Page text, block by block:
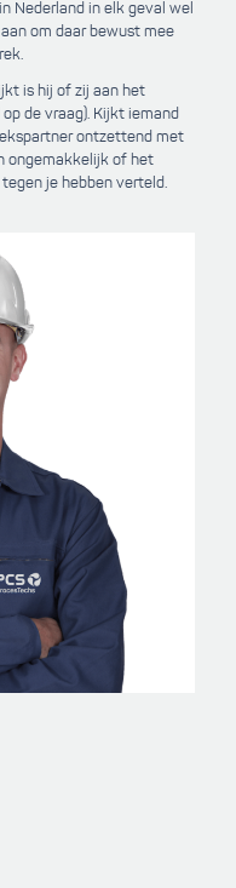
Nederland in elk geval wel
om daar bewust mee
is hij of zij aan het
de vraag). Kijkt iemand
ontzettend met
ongemakkelijk of het
je hebben verteld.